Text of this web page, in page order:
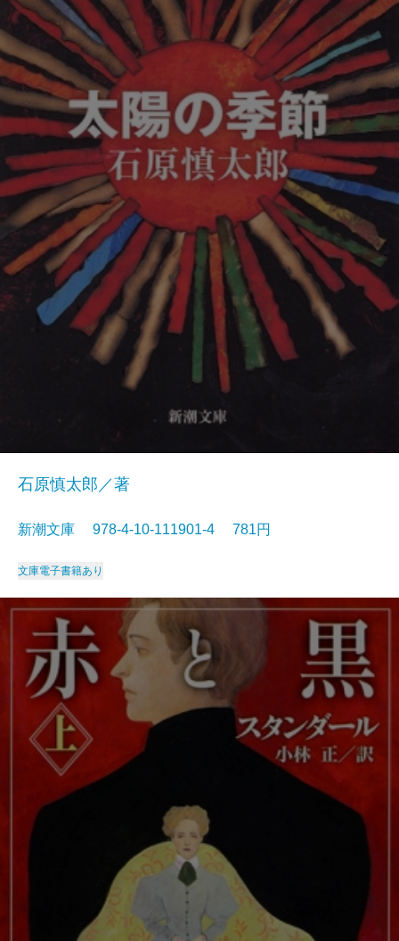
石原慎太郎／著
新潮文庫 978-4-10-111901-4 781円
文庫電子書籍あり